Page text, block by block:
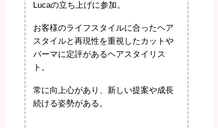
Lucaの立ち上げに参加。
お客様のライフスタイルに合ったヘア
スタイルと再現性を重視したカットや
パーマに定評があるヘアスタイリス
ト。
常に向上心があり、新しい提案や成長
続ける姿勢がある。